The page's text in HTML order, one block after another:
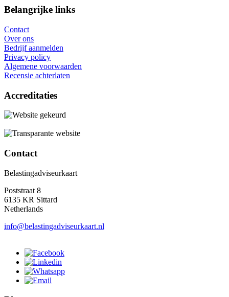
Belangrijke links
Contact
Over ons
Bedrijf aanmelden
Privacy policy
Algemene voorwaarden
Recensie achterlaten
Accreditaties
Contact
Belastingadviseurkaart
Poststraat 8
6135 KR Sittard
Netherlands
info@belastingadviseurkaart.nl